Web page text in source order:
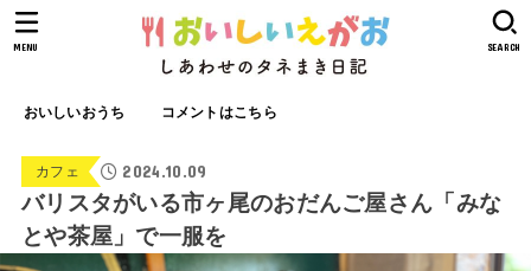
おいしいおうち コメントはこちら
SEARCH
MENU
カフェ 2024.10.09
バリスタがいる市ヶ尾のおだんご屋さん「みな
とや茶屋」で一服を